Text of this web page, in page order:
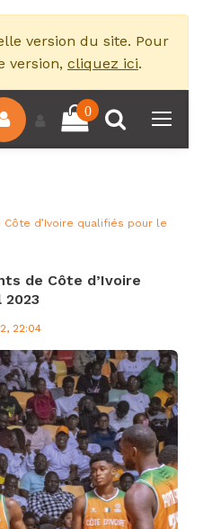
version du site. Pour
version, cliquez ici.
0
d’Ivoire qualifiés pour le
de Côte d’Ivoire
2023
22:04